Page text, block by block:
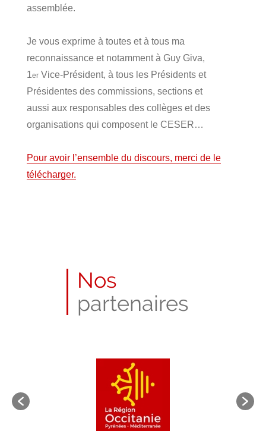
assemblée.
Je vous exprime à toutes et à tous ma
reconnaissance et notamment à Guy Giva,
1erVice-Président, à tous les Présidents et
Présidentes des commissions, sections et
aussi aux responsables des collèges et des
organisations qui composent le CESER…
Pour avoir l’ensemble du discours, merci de le
télécharger.
Nos
partenaires